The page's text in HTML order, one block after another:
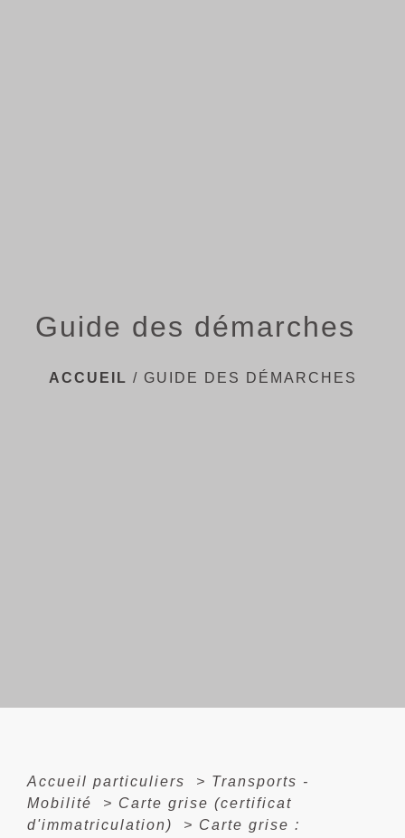
Guide des démarches
ACCUEIL / GUIDE DES DÉMARCHES
Accueil particuliers > Transports -
Mobilité
> Carte grise (certificat
d'immatriculation)
> Carte grise :